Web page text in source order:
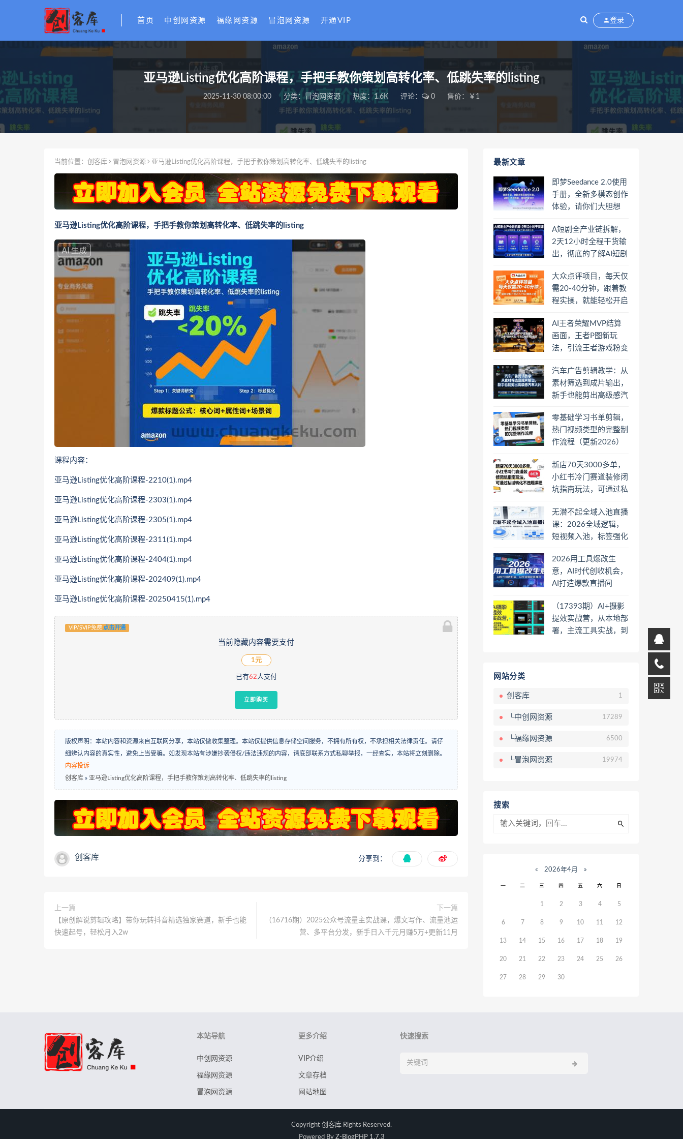
首页 中创网资源 福缘网资源 冒泡网资源 开通VIP 登录
亚马逊Listing优化高阶课程，手把手教你策划高转化率、低跳失率的listing
2025-11-30 08:00:00 分类：冒泡网资源 热度：1.6K 评论： 0 售价：￥1
当前位置： 创客库 冒泡网资源 亚马逊Listing优化高阶课程，手把手教你策划高转化率、低跳失率的listing
亚马逊Listing优化高阶课程，手把手教你策划高转化率、低跳失率的listing
课程内容：
亚马逊Listing优化高阶课程-2210(1).mp4
亚马逊Listing优化高阶课程-2303(1).mp4
亚马逊Listing优化高阶课程-2305(1).mp4
亚马逊Listing优化高阶课程-2311(1).mp4
亚马逊Listing优化高阶课程-2404(1).mp4
亚马逊Listing优化高阶课程-202409(1).mp4
亚马逊Listing优化高阶课程-20250415(1).mp4
VIP/SVIP免费 点击开通
当前隐藏内容需要支付
1元
已有62人支付
立即购买
版权声明：本站内容和资源来自互联网分享，本站仅做收集整理。本站仅提供信息存储空间服务，不拥有所有权，不承担相关法律责任。请仔
细辨认内容的真实性，避免上当受骗。如发现本站有涉嫌抄袭侵权/违法违规的内容，请底部联系方式私聊举报，一经查实，本站将立刻删除。
内容投诉
创客库 » 亚马逊Listing优化高阶课程，手把手教你策划高转化率、低跳失率的listing
创客库 分享到：
上一篇
【原创解说剪辑攻略】带你玩转抖音精选独家赛道，新手也能
快速起号，轻松月入2w
下一篇
（16716期）2025公众号流量主实战课，爆文写作、流量池运
营、多平台分发，新手日入千元月赚5万+更新11月
最新文章
即梦Seedance 2.0使用
手册，全新多模态创作
体验，请你们大胆想
A短剧全产业链拆解，
2天12小时全程干货输
出，彻底的了解AI短剧
大众点评项目，每天仅
需20-40分钟，跟着教
程实操，就能轻松开启
AI王者荣耀MVP结算
画面，王者P图新玩
法，引流王者游戏粉变
汽车广告剪辑教学：从
素材筛选到成片输出，
新手也能剪出高级感汽
零基础学习书单剪辑，
热门视频类型的完整制
作流程（更新2026）
新店70天3000多单，
小红书冷门赛道装修闭
坑指南玩法，可通过私
无潜不起全域入池直播
课：2026全域逻辑，
短视频入池，标签强化
2026用工具爆改生
意，AI时代创收机会，
AI打造爆款直播间
（17393期）AI+摄影
提效实战营，从本地部
署，主流工具实战，到
网站分类
创客库 1
└中创网资源 17289
└福缘网资源 6500
└冒泡网资源 19974
搜索
« 2026年4月 »
一 二 三 四 五 六 日
1 2 3 4 5
6 7 8 9 10 11 12
13 14 15 16 17 18 19
20 21 22 23 24 25 26
27 28 29 30
本站导航
中创网资源
福缘网资源
冒泡网资源
更多介绍
VIP介绍
文章存档
网站地图
快速搜索
Copyright 创客库 Rights Reserved.
Powered By Z-BlogPHP 1.7.3